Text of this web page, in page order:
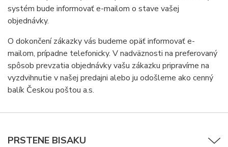
systém bude informovať e-mailom o stave vašej
objednávky.
O dokončení zákazky vás budeme opäť informovať e-
mailom, prípadne telefonicky. V nadväznosti na preferovaný
spôsob prevzatia objednávky vašu zákazku pripravíme na
vyzdvihnutie v našej predajni alebo ju odošleme ako cenný
balík Českou poštou a.s.
PRSTENE BISAKU